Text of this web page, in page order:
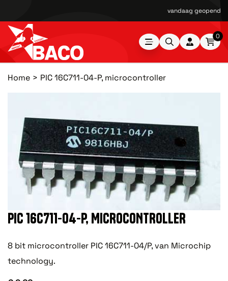
vandaag geopend
0
Home PIC 16C711-04-P, microcontroller
PIC 16C711-04-P, MICROCONTROLLER
8 bit microcontroller PIC 16C711-04/P, van Microchip
technology.